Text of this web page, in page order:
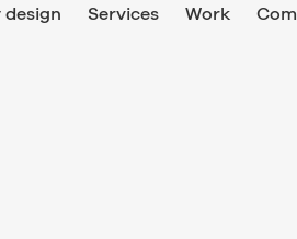
design Services Work